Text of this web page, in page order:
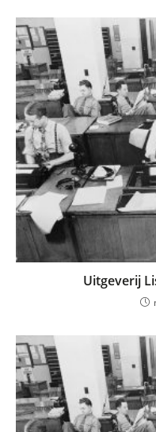
Uitgeverij